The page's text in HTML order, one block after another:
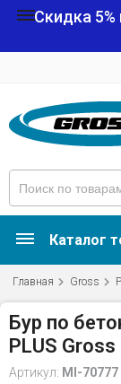
Скидка
Каталог
Главная Gross
Бур по
PLUS
Артикул: MI-70777